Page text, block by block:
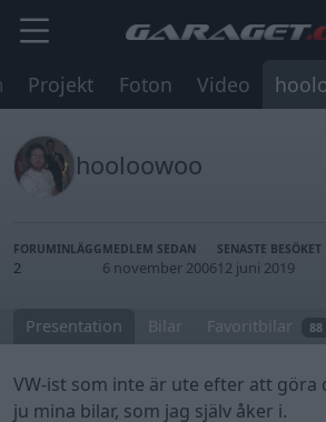
Projekt Foton Video
hooloowoo
FORUMINLÄGG
2
MEDLEM SEDAN
6 november 2006
SENASTE BESÖKET
12 juni 2019
Presentation Bilar Favoritbilar 88
VW-ist som inte är ute efter att göra
ju mina bilar, som jag själv åker i.